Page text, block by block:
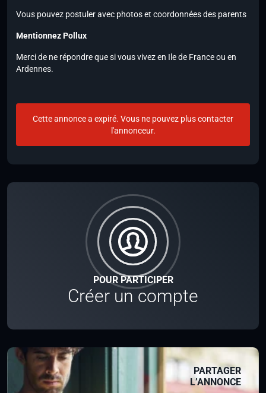
POUR PARTICIPER
Créer un compte
PARTAGER
L’ANNONCE
Vous pouvez postuler avec photos et coordonnées des parents
Mentionnez Pollux
Merci de ne répondre que si vous vivez en Ile de France ou en
Ardennes.
Cette annonce a expiré. Vous ne pouvez plus contacter
l'annonceur.